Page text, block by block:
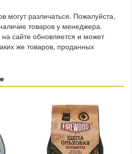
могут различаться. Пожалуйста,
товаров у менеджера.
сайте обновляется и может
же товаров, проданных